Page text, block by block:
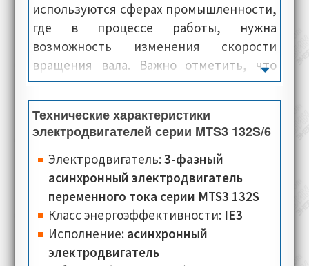
используются сферах промышленности,
где в процессе работы, нужна
возможность изменения скорости
вращения вала. Важно отметить, что
электродвигатели Oemer Motori модели
MTS 132S-6, оснащаются современной
системой охлаждения, имеют
компактные размеры и при этом,
предлагаются по очень выгодной цене.
Корпус и панели электромашин данной
серии, изготовлены из сверх-лёгкого
алюминиевого сплава, благодаря чему, у
них лёгкая и сверхпрочная конструкция.
Технические характеристики
электродвигателей серии MTS3 132S/6
Электродвигатель:3-фазный
асинхронный электродвигатель
переменного тока серии MTS3 132S
Класс энергоэффективности: IE3
Исполнение: асинхронный
электродвигатель